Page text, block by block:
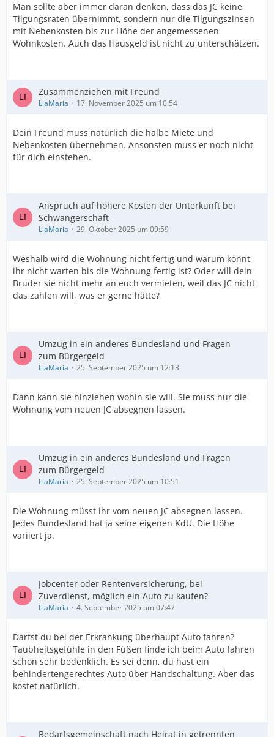
Man sollte aber immer daran denken, dass das JC keine
Tilgungsraten übernimmt, sondern nur die Tilgungszinsen
mit Nebenkosten bis zur Höhe der angemessenen
Wohnkosten. Auch das Hausgeld ist nicht zu unterschätzen.
Zusammenziehen mit Freund
LiaMaria 17. November 2025 um 10:54
Dein Freund muss natürlich die halbe Miete und
Nebenkosten übernehmen. Ansonsten muss er noch nicht
für dich einstehen.
Anspruch auf höhere Kosten der Unterkunft bei
Schwangerschaft
LiaMaria 29. Oktober 2025 um 09:59
Weshalb wird die Wohnung nicht fertig und warum könnt
ihr nicht warten bis die Wohnung fertig ist? Oder will dein
Bruder sie nicht mehr an euch vermieten, weil das JC nicht
das zahlen will, was er gerne hätte?
Umzug in ein anderes Bundesland und Fragen
zum Bürgergeld
LiaMaria 25. September 2025 um 12:13
Dann kann sie hinziehen wohin sie will. Sie muss nur die
Wohnung vom neuen JC absegnen lassen.
Umzug in ein anderes Bundesland und Fragen
zum Bürgergeld
LiaMaria 25. September 2025 um 10:51
Die Wohnung müsst ihr vom neuen JC absegnen lassen.
Jedes Bundesland hat ja seine eigenen KdU. Die Höhe
variiert ja.
Jobcenter oder Rentenversicherung, bei
Zuverdienst, möglich ein Auto zu kaufen?
LiaMaria 4. September 2025 um 07:47
Darfst du bei der Erkrankung überhaupt Auto fahren?
Taubheitsgefühle in den Füßen finde ich beim Auto fahren
schon sehr bedenklich. Es sei denn, du hast ein
behindertengerechtes Auto über Handschaltung. Aber das
kostet natürlich.
Bedarfsgemeinschaft nach Heirat in getrennten